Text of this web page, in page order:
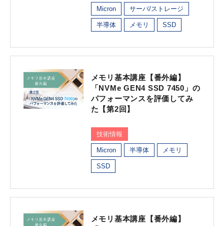
Micron サーバ/ストレージ
半導体 メモリ SSD
メモリ基本講座【番外編】
「NVMe GEN4 SSD 7450」の
パフォーマンスを評価してみ
た【第2回】
技術情報
Micron 半導体 メモリ
SSD
メモリ基本講座【番外編】